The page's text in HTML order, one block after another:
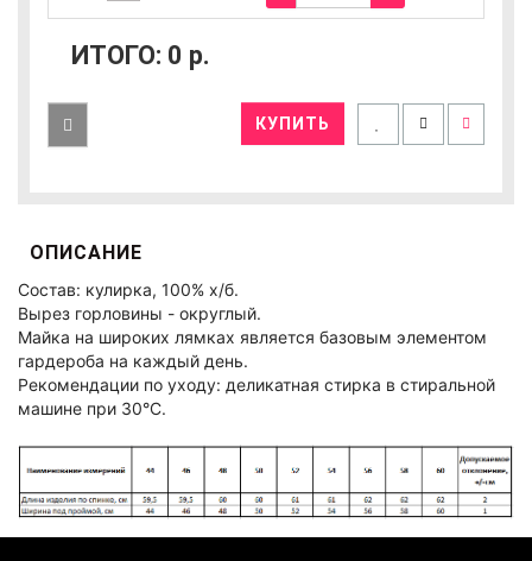
ИТОГО: 0 р.
КУПИТЬ
ОПИСАНИЕ
Состав: кулирка, 100% х/б.
Вырез горловины - округлый.
Майка на широких лямках является базовым элементом
гардероба на каждый день.
Рекомендации по уходу: деликатная стирка в стиральной
машине при 30°C.